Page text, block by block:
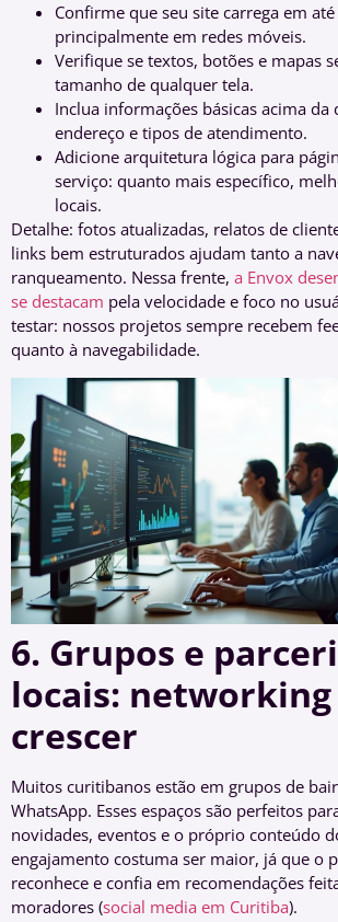
Confirme que seu site carrega em
principalmente em redes móveis.
Verifique se textos, botões e mapas
tamanho de qualquer tela.
Inclua informações básicas acima da
endereço e tipos de atendimento.
Adicione arquitetura lógica para
serviço: quanto mais específico,
locais.
Detalhe: fotos atualizadas, relatos de
links bem estruturados ajudam tanto a
ranqueamento. Nessa frente, a Envox
se destacam pela velocidade e foco no
testar: nossos projetos sempre recebem
quanto à navegabilidade.
6. Grupos e
locais: networking
crescer
Muitos curitibanos estão em grupos de
WhatsApp. Esses espaços são perfeitos
novidades, eventos e o próprio conteúdo
engajamento costuma ser maior, já que o
reconhece e confia em recomendações
moradores (social media em Curitiba).